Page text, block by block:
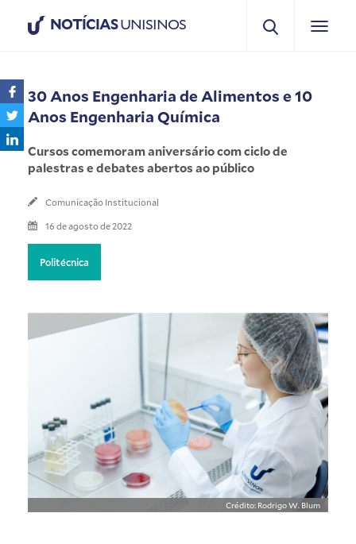
NOTÍCIASUNISINOS
30 Anos Engenharia de Alimentos e 10
Anos Engenharia Química
Cursos comemoram aniversário com ciclo de
palestras e debates abertos ao público
Comunicação Institucional
16 de agosto de 2022
Politécnica
Crédito: Rodrigo W. Blum